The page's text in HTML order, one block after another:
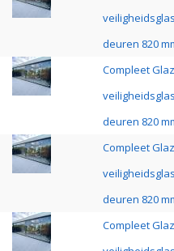
deuren 820
Compleet
deuren 820
Compleet
deuren 820
Compleet